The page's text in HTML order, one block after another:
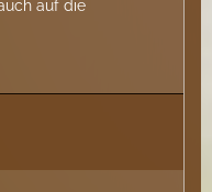
auf die